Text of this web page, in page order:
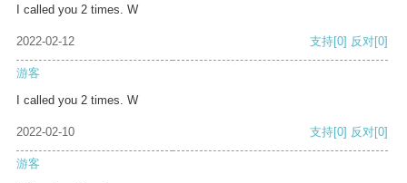
I called you 2 times. W
2022-02-12 支持[0] 反对[0]
游客
I called you 2 times. W
2022-02-10 支持[0] 反对[0]
游客